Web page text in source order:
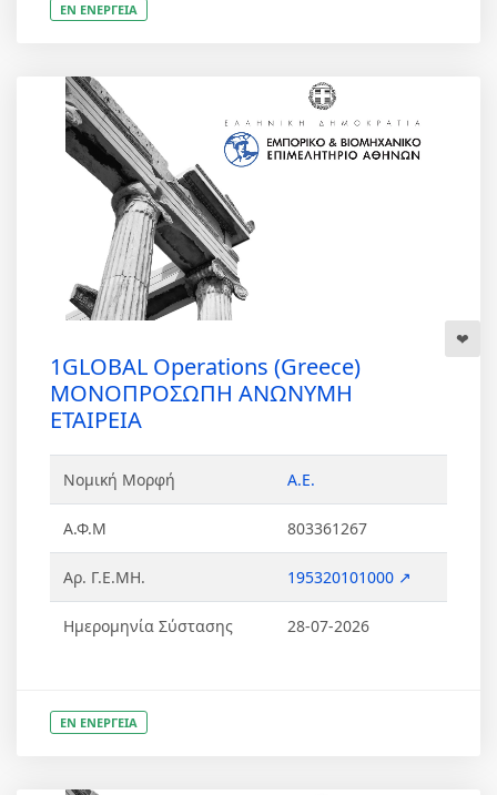
ΕΝ ΕΝΕΡΓΕΙΑ
1GLOBAL Operations (Greece)
ΜΟΝΟΠΡΟΣΩΠΗ ΑΝΩΝΥΜΗ
ΕΤΑΙΡΕΙΑ
Νομική Μορφή Α.Ε.
Α.Φ.Μ 803361267
Αρ. Γ.Ε.ΜΗ. 195320101000 ↗
Ημερομηνία Σύστασης 28-07-2026
ΕΝ ΕΝΕΡΓΕΙΑ